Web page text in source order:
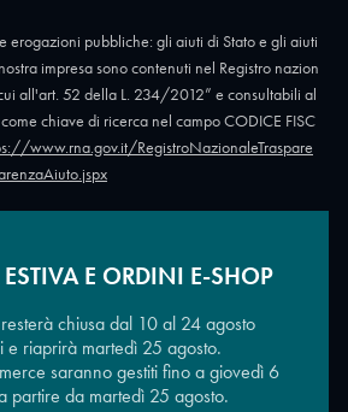
erogazioni pubbliche: gli aiuti di Stato e gli aiuti
impresa sono contenuti nel Registro nazion
all'art. 52 della L. 234/2012” e consultabili al
chiave di ricerca nel campo CODICE FISC
www.rna.gov.it/RegistroNazionaleTraspare
Enrico Sali Conti e C. snc - Partita IVA
E ORDINI E-SHOP
chiusa dal 10 al 24 agosto
e riaprirà martedì 25 agosto.
saranno gestiti fino a giovedì 6
partire da martedì 25 agosto.